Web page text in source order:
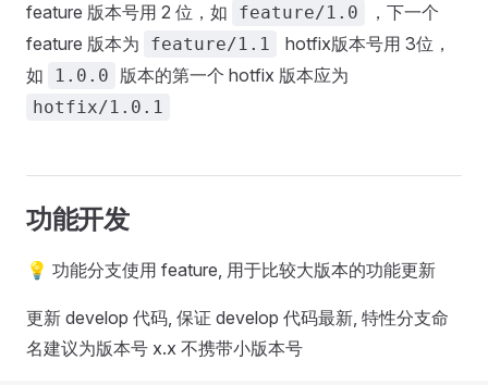
feature 版本号用 2 位，如 feature/1.0
，下一个
feature 版本为
feature/1.1
hotfix版本号用 3位，
如
1.0.0 版本的第一个 hotfix 版本应为
hotfix/1.0.1
功能开发
💡 功能分支使用 feature, 用于比较大版本的功能更新
更新 develop 代码, 保证 develop 代码最新, 特性分支命
名建议为版本号 x.x 不携带小版本号